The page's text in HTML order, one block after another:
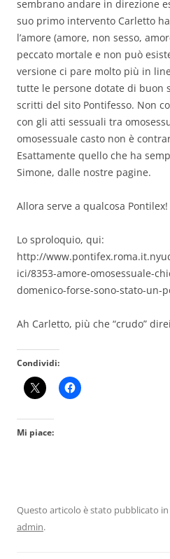
sembrano andare in direzione
suo primo intervento Carletto
l’amore (amore, non sesso,
peccato mortale e non può
versione ci pare molto più in
tutte le persone dotate di buon
scritti del sito Pontifesso. Non
con gli atti sessuali tra
omosessuale casto non è
Esattamente quello che ha
Simone, dalle nostre pagine.
Allora serve a qualcosa Pontilex!
Lo sproloquio, qui:
http://
ici/8353-amore-omosessuale-
domenico-forse-sono-stato-un-
Ah Carletto, più che “crudo”
Condividi:
Mi piace:
Questo articolo è stato pubblicato in
admin.